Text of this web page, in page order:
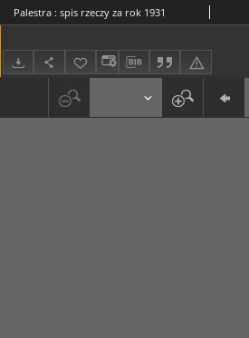
Palestra : spis rzeczy za rok 1931